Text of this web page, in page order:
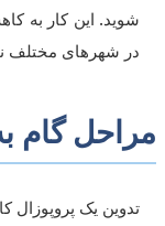
شوید. این کار به
در شهرهای مختلف
مراحل گام
تدوین یک پروپوزال